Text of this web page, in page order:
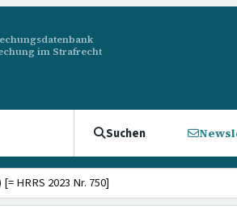
im Strafrecht
Suchen
HRRS 2023 Nr. 750]